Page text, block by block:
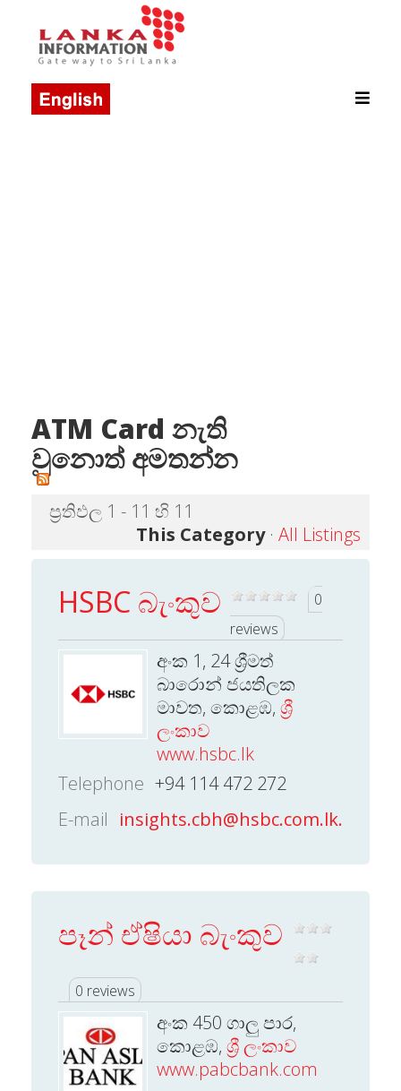
ATM Card නැති
වුනොත් අමතන්න
ප්‍රතිඵල 1 - 11 හි 11
This Category· All Listings
HSBC බැංකුව
0
reviews
අංක 1, 24 ශ්‍රීමත්
බාරොන් ජයතිලක
මාවත, කොළඹ, ශ්‍රී
ලංකාව
www.hsbc.lk
Telephone +94 114 472 272
E-mail insights.cbh@hsbc.com.lk.
පෑන් ඒෂියා බැංකුව
0 reviews
අංක 450 ගාලු පාර,
කොළඹ, ශ්‍රී ලංකාව
www.pabcbank.com